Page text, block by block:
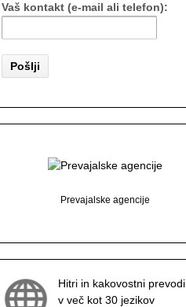
Vaš kontakt (e-mail ali telefon):
Prevajalske agencije
Hitri in kakovostni prevodi
v več kot 30 jezikov